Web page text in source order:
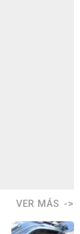
VER MÁS